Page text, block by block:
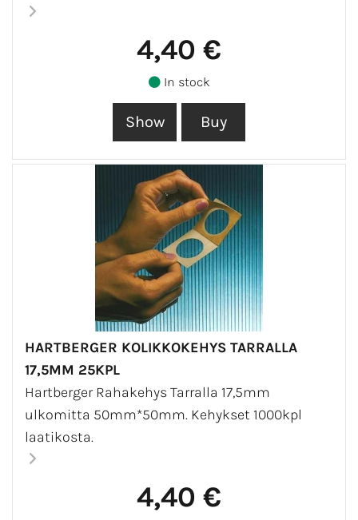
4,40 €
In stock
HARTBERGER KOLIKKOKEHYS TARRALLA
17,5MM 25KPL
Hartberger Rahakehys Tarralla 17,5mm
ulkomitta 50mm*50mm. Kehykset 1000kpl
laatikosta.
4,40 €